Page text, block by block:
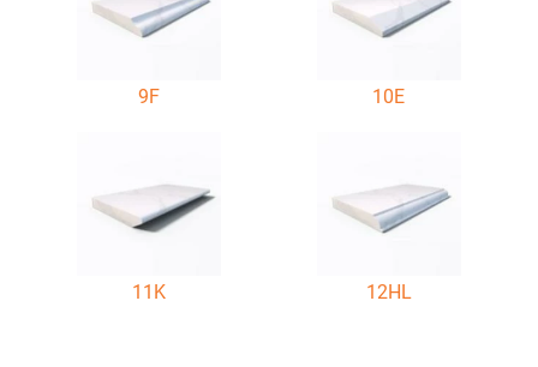
9F 10E
11K 12HL